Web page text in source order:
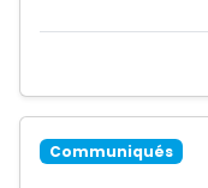
Communiqués